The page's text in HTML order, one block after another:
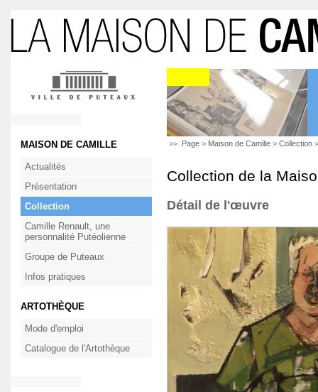
MAISON DE CAMILLE
Actualités
Présentation
Collection
Camille Renault, une
personnalité Putéolienne
Groupe de Puteaux
Infos pratiques
ARTOTHÈQUE
Mode d'emploi
Catalogue de l'Artothèque
>> Page > Maison de Camille > Collection
Collection de la
Détail de l'œuvre